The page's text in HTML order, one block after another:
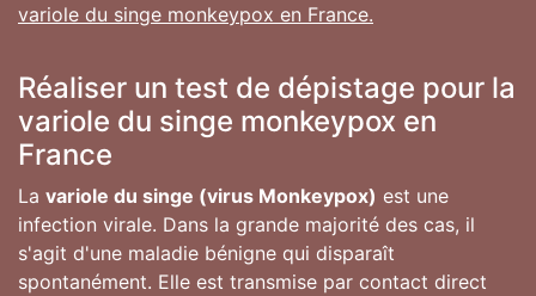
variole du singe monkeypox en France.
Réaliser un test de dépistage pour la
variole du singe monkeypox en
France
La variole du singe (virus Monkeypox) est une
infection virale. Dans la grande majorité des cas, il
s'agit d'une maladie bénigne qui disparaît
spontanément. Elle est transmise par contact direct